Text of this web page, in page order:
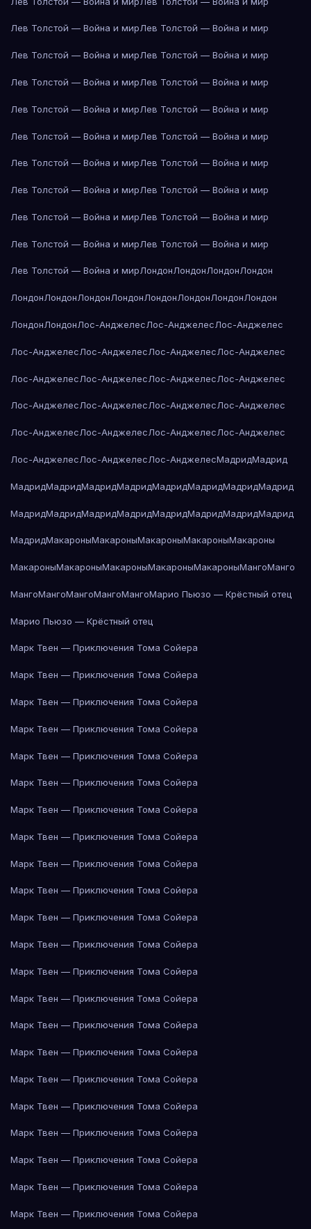
Лев Толстой — Война и мирЛев Толстой — Война и мир
Лев Толстой — Война и мирЛев Толстой — Война и мир
Лев Толстой — Война и мирЛев Толстой — Война и мир
Лев Толстой — Война и мирЛев Толстой — Война и мир
Лев Толстой — Война и мирЛев Толстой — Война и мир
Лев Толстой — Война и мирЛев Толстой — Война и мир
Лев Толстой — Война и мирЛев Толстой — Война и мир
Лев Толстой — Война и мирЛев Толстой — Война и мир
Лев Толстой — Война и мирЛев Толстой — Война и мир
Лев Толстой — Война и мирЛондонЛондонЛондонЛондон
ЛондонЛондонЛондонЛондонЛондонЛондонЛондонЛондон
ЛондонЛондонЛос-АнджелесЛос-АнджелесЛос-Анджелес
Лос-АнджелесЛос-АнджелесЛос-АнджелесЛос-Анджелес
Лос-АнджелесЛос-АнджелесЛос-АнджелесЛос-Анджелес
Лос-АнджелесЛос-АнджелесЛос-АнджелесЛос-Анджелес
Лос-АнджелесЛос-АнджелесЛос-АнджелесЛос-Анджелес
Лос-АнджелесЛос-АнджелесЛос-АнджелесМадридМадрид
МадридМадридМадридМадридМадридМадридМадридМадрид
МадридМадридМадридМадридМадридМадридМадридМадрид
МадридМакароныМакароныМакароныМакароныМакароны
МакароныМакароныМакароныМакароныМакароныМангоМанго
МангоМангоМангоМангоМангоМарио Пьюзо — Крёстный отец
Марио Пьюзо — Крёстный отец
Марк Твен — Приключения Тома Сойера
Марк Твен — Приключения Тома Сойера
Марк Твен — Приключения Тома Сойера
Марк Твен — Приключения Тома Сойера
Марк Твен — Приключения Тома Сойера
Марк Твен — Приключения Тома Сойера
Марк Твен — Приключения Тома Сойера
Марк Твен — Приключения Тома Сойера
Марк Твен — Приключения Тома Сойера
Марк Твен — Приключения Тома Сойера
Марк Твен — Приключения Тома Сойера
Марк Твен — Приключения Тома Сойера
Марк Твен — Приключения Тома Сойера
Марк Твен — Приключения Тома Сойера
Марк Твен — Приключения Тома Сойера
Марк Твен — Приключения Тома Сойера
Марк Твен — Приключения Тома Сойера
Марк Твен — Приключения Тома Сойера
Марк Твен — Приключения Тома Сойера
Марк Твен — Приключения Тома Сойера
Марк Твен — Приключения Тома Сойера
Марк Твен — Приключения Тома Сойера